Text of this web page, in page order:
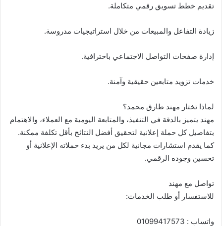
تقديم خطط تسويق رقمي متكاملة.
زيادة التفاعل والمبيعات من خلال استراتيجيات مدروسة.
إدارة صفحات التواصل الاجتماعي باحترافية.
خدمات تزويد متابعين حقيقية وآمنة.
لماذا تختار مهند طارق محمد؟
مهند يتميز بالدقة في التنفيذ، والمتابعة اليومية مع العملاء، والاهتمام
بتفاصيل كل حملة إعلانية لتحقيق أفضل النتائج بأقل تكلفة ممكنة.
كما يقدم استشارات مجانية لكل من يريد بدء حملاته الإعلانية أو
تحسين وجوده الرقمي.
تواصل مع مهند
للاستفسار أو طلب الخدمات:
واتساب : 01099417573